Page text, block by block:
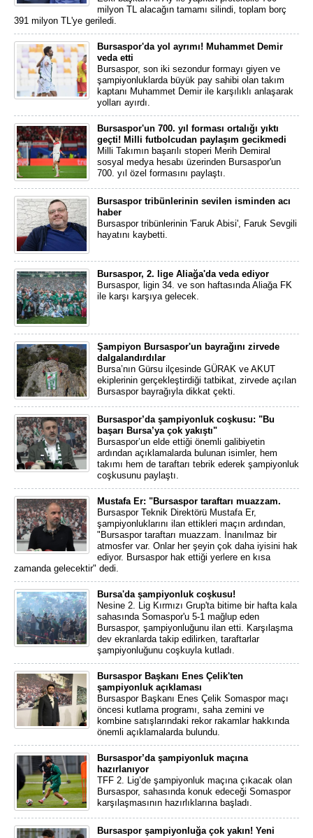
milyon TL alacağın tamamı silindi, toplam borç
391 milyon TL'ye geriledi.
Bursaspor'da yol ayrımı! Muhammet Demir
veda etti
Bursaspor, son iki sezondur formayı giyen ve
şampiyonluklarda büyük pay sahibi olan takım
kaptanı Muhammet Demir ile karşılıklı anlaşarak
yolları ayırdı.
Bursaspor'un 700. yıl forması ortalığı yıktı
geçti! Milli futbolcudan paylaşım gecikmedi
Milli Takımın başarılı stoperi Merih Demiral
sosyal medya hesabı üzerinden Bursaspor'un
700. yıl özel formasını paylaştı.
Bursaspor tribünlerinin sevilen isminden acı
haber
Bursaspor tribünlerinin 'Faruk Abisi', Faruk Sevgili
hayatını kaybetti.
Bursaspor, 2. lige Aliağa'da veda ediyor
Bursaspor, ligin 34. ve son haftasında Aliağa FK
ile karşı karşıya gelecek.
Şampiyon Bursaspor'un bayrağını zirvede
dalgalandırdılar
Bursa’nın Gürsu ilçesinde GÜRAK ve AKUT
ekiplerinin gerçekleştirdiği tatbikat, zirvede açılan
Bursaspor bayrağıyla dikkat çekti.
Bursaspor’da şampiyonluk coşkusu: "Bu
başarı Bursa’ya çok yakıştı"
Bursaspor’un elde ettiği önemli galibiyetin
ardından açıklamalarda bulunan isimler, hem
takımı hem de taraftarı tebrik ederek şampiyonluk
coşkusunu paylaştı.
Mustafa Er: "Bursaspor taraftarı muazzam.
Bursaspor Teknik Direktörü Mustafa Er,
şampiyonluklarını ilan ettikleri maçın ardından,
"Bursaspor taraftarı muazzam. İnanılmaz bir
atmosfer var. Onlar her şeyin çok daha iyisini hak
ediyor. Bursaspor hak ettiği yerlere en kısa
zamanda gelecektir" dedi.
Bursa'da şampiyonluk coşkusu!
Nesine 2. Lig Kırmızı Grup'ta bitime bir hafta kala
sahasında Somaspor'u 5-1 mağlup eden
Bursaspor, şampiyonluğunu ilan etti. Karşılaşma
dev ekranlarda takip edilirken, taraftarlar
şampiyonluğunu coşkuyla kutladı.
Bursaspor Başkanı Enes Çelik'ten
şampiyonluk açıklaması
Bursaspor Başkanı Enes Çelik Somaspor maçı
öncesi kutlama programı, saha zemini ve
kombine satışlarındaki rekor rakamlar hakkında
önemli açıklamalarda bulundu.
Bursaspor’da şampiyonluk maçına
hazırlanıyor
TFF 2. Lig’de şampiyonluk maçına çıkacak olan
Bursaspor, sahasında konuk edeceği Somaspor
karşılaşmasının hazırlıklarına başladı.
Bursaspor şampiyonluğa çok yakın! Yeni